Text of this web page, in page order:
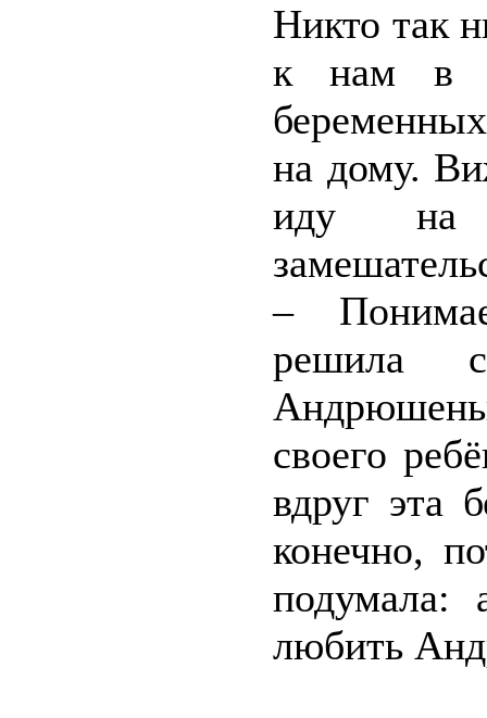
Никто так
к нам в
на дому.
иду на
–
решила
своего
вдруг эта
конечно,
любить